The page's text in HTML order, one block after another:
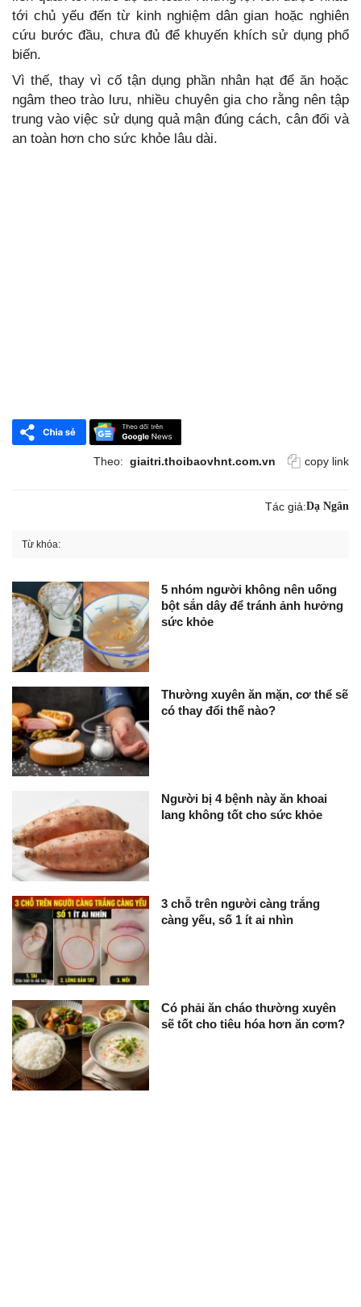
tới chủ yếu đến từ kinh nghiệm dân gian hoặc nghiên
cứu bước đầu, chưa đủ để khuyến khích sử dụng phổ
biến.
Vì thế, thay vì cố tận dụng phần nhân hạt để ăn hoặc
ngâm theo trào lưu, nhiều chuyên gia cho rằng nên tập
trung vào việc sử dụng quả mận đúng cách, cân đối và
an toàn hơn cho sức khỏe lâu dài.
Theo: giaitri.thoibaovhnt.com.vn copy link
Tác giả:Dạ Ngân
Từ khóa:
5 nhóm người không nên uống
bột sắn dây để tránh ảnh hưởng
sức khỏe
Thường xuyên ăn mặn, cơ thể sẽ
có thay đổi thế nào?
Người bị 4 bệnh này ăn khoai
lang không tốt cho sức khỏe
3 chỗ trên người càng trắng
càng yếu, số 1 ít ai nhìn
Có phải ăn cháo thường xuyên
sẽ tốt cho tiêu hóa hơn ăn cơm?